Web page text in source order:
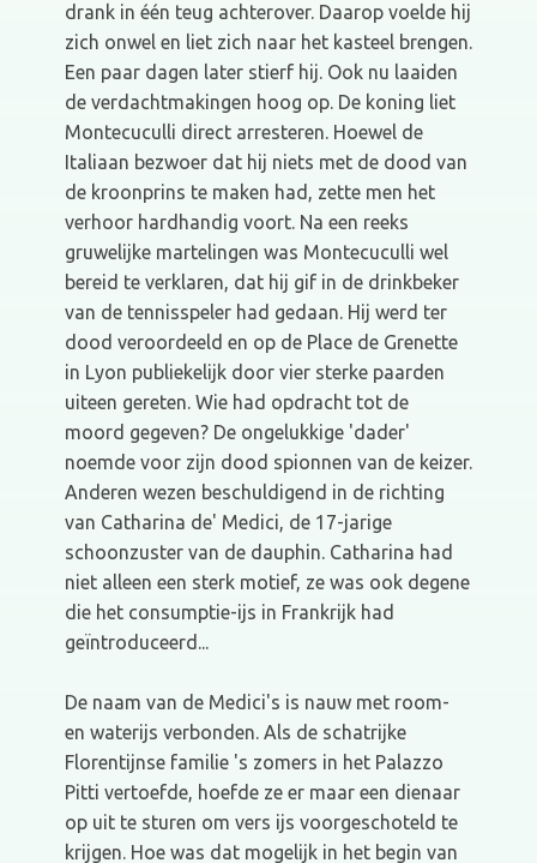
drank in één teug achterover. Daarop voelde hij
zich onwel en liet zich naar het kasteel brengen.
Een paar dagen later stierf hij. Ook nu laaiden
de verdachtmakingen hoog op. De koning liet
Montecuculli direct arresteren. Hoewel de
Italiaan bezwoer dat hij niets met de dood van
de kroonprins te maken had, zette men het
verhoor hardhandig voort. Na een reeks
gruwelijke martelingen was Montecuculli wel
bereid te verklaren, dat hij gif in de drinkbeker
van de tennisspeler had gedaan. Hij werd ter
dood veroordeeld en op de Place de Grenette
in Lyon publiekelijk door vier sterke paarden
uiteen gereten. Wie had opdracht tot de
moord gegeven? De ongelukkige 'dader'
noemde voor zijn dood spionnen van de keizer.
Anderen wezen beschuldigend in de richting
van Catharina de' Medici, de 17-jarige
schoonzuster van de dauphin. Catharina had
niet alleen een sterk motief, ze was ook degene
die het consumptie-ijs in Frankrijk had
geïntroduceerd...
De naam van de Medici's is nauw met room-
en waterijs verbonden. Als de schatrijke
Florentijnse familie 's zomers in het Palazzo
Pitti vertoefde, hoefde ze er maar een dienaar
op uit te sturen om vers ijs voorgeschoteld te
krijgen. Hoe was dat mogelijk in het begin van